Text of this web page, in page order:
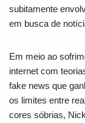
subitamente
em busca de
Em meio ao
internet com
fake news que
os limites entre
cores sóbrias,